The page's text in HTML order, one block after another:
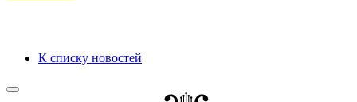
К списку новостей